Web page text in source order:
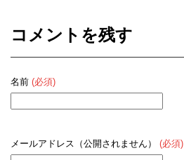
コメントを残す
名前 (必須)
メールアドレス（公開されません） (必須)